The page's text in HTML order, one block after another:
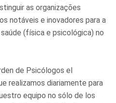
as organizações
notáveis e inovadores para a
(física e psicológica) no
de Psicólogos el
realizamos diariamente para
equipo no sólo de los